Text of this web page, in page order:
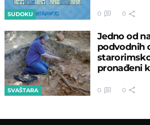
SUDOKU 0 0
SVAŠTARA
Jedno od
podvodnih
pronađeni
0 0